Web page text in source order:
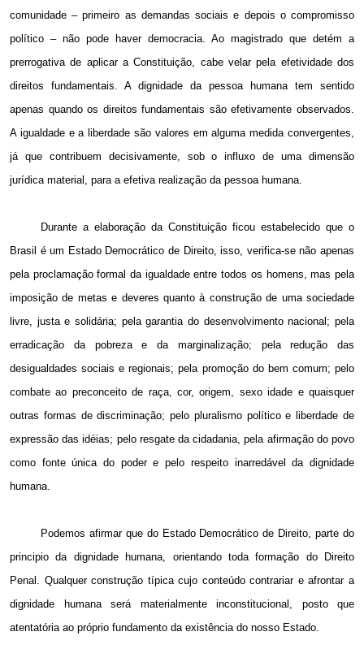
comunidade – primeiro as demandas sociais e depois o compromisso
político – não pode haver democracia. Ao magistrado que detém a
prerrogativa de aplicar a Constituição, cabe velar pela efetividade dos
direitos fundamentais. A dignidade da pessoa humana tem sentido
apenas quando os direitos fundamentais são efetivamente observados.
A igualdade e a liberdade são valores em alguma medida convergentes,
já que contribuem decisivamente, sob o influxo de uma dimensão
jurídica material, para a efetiva realização da pessoa humana.
Durante a elaboração da Constituição ficou estabelecido que o
Brasil é um Estado Democrático de Direito, isso, verifica-se não apenas
pela proclamação formal da igualdade entre todos os homens, mas pela
imposição de metas e deveres quanto à construção de uma sociedade
livre, justa e solidária; pela garantia do desenvolvimento nacional; pela
erradicação da pobreza e da marginalização; pela redução das
desigualdades sociais e regionais; pela promoção do bem comum; pelo
combate ao preconceito de raça, cor, origem, sexo idade e quaisquer
outras formas de discriminação; pelo pluralismo político e liberdade de
expressão das idéias; pelo resgate da cidadania, pela afirmação do povo
como fonte única do poder e pelo respeito inarredável da dignidade
humana.
Podemos afirmar que do Estado Democrático de Direito, parte do
principio da dignidade humana, orientando toda formação do Direito
Penal. Qualquer construção típica cujo conteúdo contrariar e afrontar a
dignidade humana será materialmente inconstitucional, posto que
atentatória ao próprio fundamento da existência do nosso Estado.